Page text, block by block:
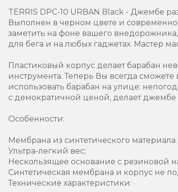
TERRIS DPC-10 URBAN Black - Джембе
Выполнен в черном цвете и
заметить на фоне вашего
для бега и на любых гаджетах. Мастер
Пластиковый корпус делает барабан
инструмента. Теперь Вы всегда
использовать барабан на улице:
с демократичной ценой, делает
Особенности:
Мембрана из синтетического
Ультра-легкий вес;
Нескользящее основание с резиновой
Синтетическая мембрана и корпус не
Технические характеристики: